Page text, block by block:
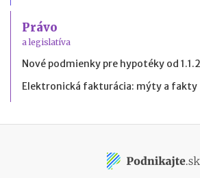
Právo
a legislatíva
Nové podmienky pre hypotéky od
Elektronická fakturácia: mýty a fakty